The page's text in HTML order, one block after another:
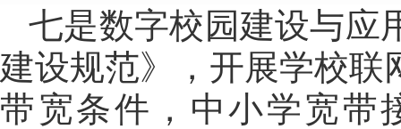
七是数字校园建设与应
建设规范》，开展学校
带宽条件，中小学宽带